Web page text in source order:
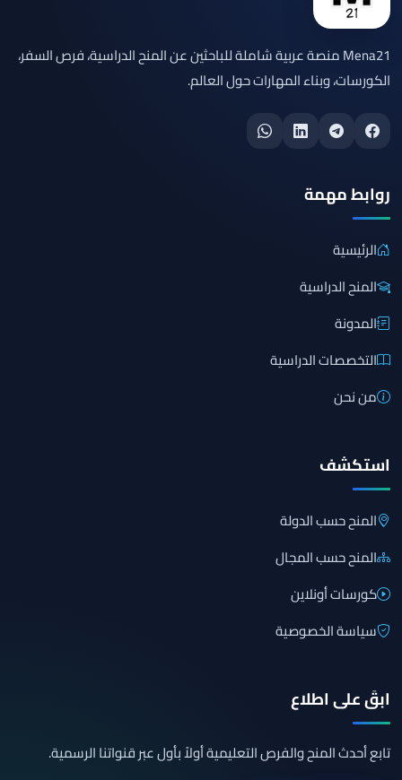
Mena21 منصة عربية شاملة للباحثين عن المنح الدراسية، فرص السفر،
الكورسات، وبناء المهارات حول العالم.
روابط مهمة
الرئيسية
المنح الدراسية
المدونة
التخصصات الدراسية
من نحن
استكشف
المنح حسب الدولة
المنح حسب المجال
كورسات أونلاين
سياسة الخصوصية
ابقَ على اطلاع
تابع أحدث المنح والفرص التعليمية أولاً بأول عبر قنواتنا الرسمية.